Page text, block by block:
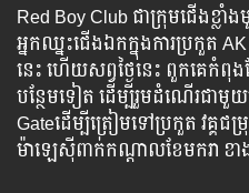
Red Boy Club ​ជា​ក្រុម​ជើង​ខ្
អ្នក​ឈ្នះ​ជើង​ឯក​ក្នុង​ការ​ប្រកួត​
នេះ ហើយ​សព្វ​ថ្ងៃ​នេះ ពួក​គេ​កំពុ
បន្ថែម​ទៀត​ ដើម្បី​រួម​ដំណើរ​ជាមួ
Gateដើម្បី​ត្រៀម​ទៅ​ប្រកួត ​វគ្គ​ជ
ម៉ាឡេស៊ី​ពាក់កណ្ដាល​ខែ​មករា ខ